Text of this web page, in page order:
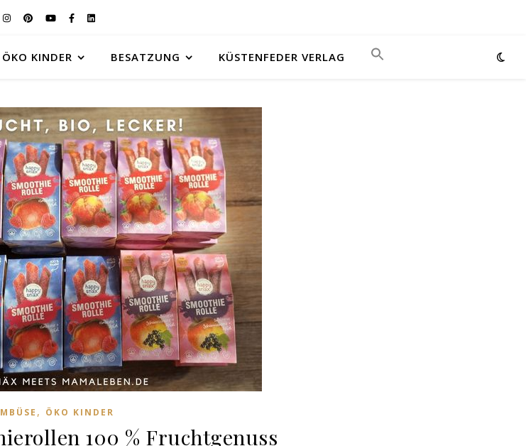
ÖKO KINDER BESATZUNG KÜSTENFEDER VERLAG
, ÖKO KINDER
100 % Fruchtgenuss